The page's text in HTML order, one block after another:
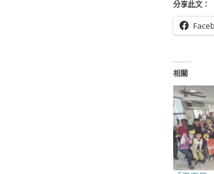
分享此文：
相關